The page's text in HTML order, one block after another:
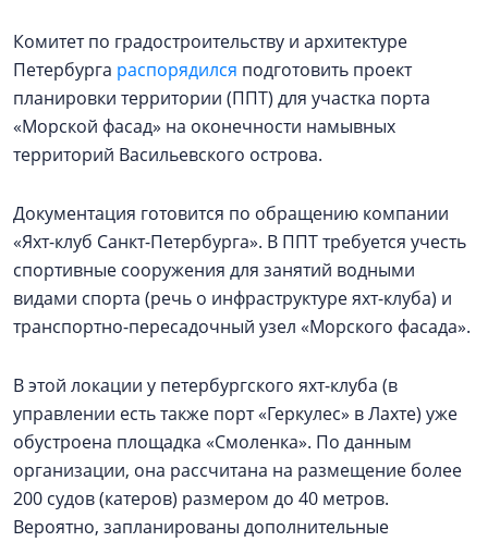
Комитет по градостроительству и архитектуре
Петербурга распорядился подготовить проект
планировки территории (ППТ) для участка порта
«Морской фасад» на оконечности намывных
территорий Васильевского острова.
Документация готовится по обращению компании
«Яхт-клуб Санкт-Петербурга». В ППТ требуется учесть
спортивные сооружения для занятий водными
видами спорта (речь о инфраструктуре яхт-клуба) и
транспортно-пересадочный узел «Морского фасада».
В этой локации у петербургского яхт-клуба (в
управлении есть также порт «Геркулес» в Лахте) уже
обустроена площадка «Смоленка». По данным
организации, она рассчитана на размещение более
200 судов (катеров) размером до 40 метров.
Вероятно, запланированы дополнительные